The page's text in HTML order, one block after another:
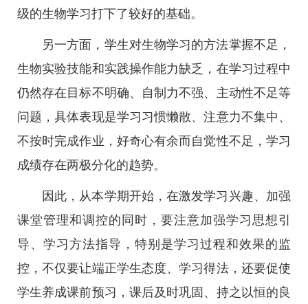
级的生物学习打下了较好的基础。
另一方面，学生对生物学习的方法掌握不足，
生物实验技能和实践操作能力缺乏，在学习过程中
仍然存在目标不明确、自制力不强、主动性不足等
问题，具体表现是学习习惯懒散、注意力不集中、
不按时完成作业，好奇心有余而自觉性不足，学习
成绩存在两极分化的趋势。
因此，从本学期开始，在激发学习兴趣、加强
课堂管理和调控的同时，要注意加强学习思想引
导、学习方法指导，特别是学习过程和效果的监
控，不仅要让端正学生态度、学习得法，还要促使
学生养成课前预习，课后及时巩固、持之以恒的良